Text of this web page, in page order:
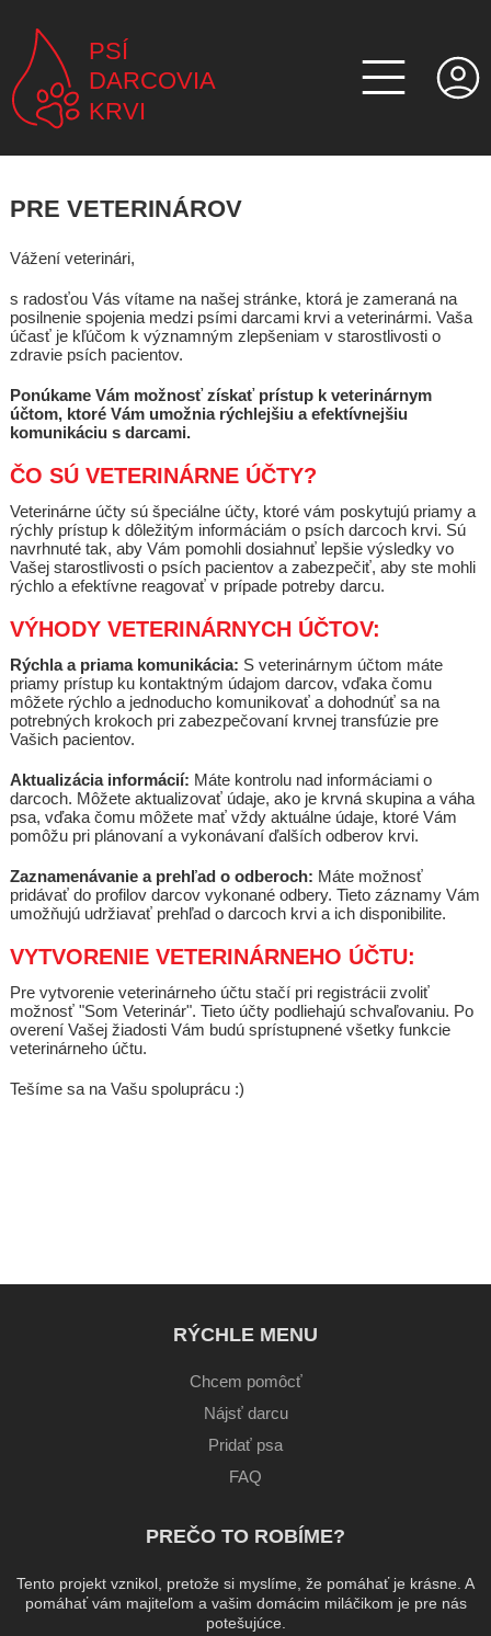
PSÍ
DARCOVIA
KRVI
PRE VETERINÁROV
Vážení veterinári,
s radosťou Vás vítame na našej stránke, ktorá je zameraná na
posilnenie spojenia medzi psími darcami krvi a veterinármi. Vaša
účasť je kľúčom k významným zlepšeniam v starostlivosti o
zdravie psích pacientov.
Ponúkame Vám možnosť získať prístup k veterinárnym
účtom, ktoré Vám umožnia rýchlejšiu a efektívnejšiu
komunikáciu s darcami.
ČO SÚ VETERINÁRNE ÚČTY?
Veterinárne účty sú špeciálne účty, ktoré vám poskytujú priamy a
rýchly prístup k dôležitým informáciám o psích darcoch krvi. Sú
navrhnuté tak, aby Vám pomohli dosiahnuť lepšie výsledky vo
Vašej starostlivosti o psích pacientov a zabezpečiť, aby ste mohli
rýchlo a efektívne reagovať v prípade potreby darcu.
VÝHODY VETERINÁRNYCH ÚČTOV:
Rýchla a priama komunikácia: S veterinárnym účtom máte
priamy prístup ku kontaktným údajom darcov, vďaka čomu
môžete rýchlo a jednoducho komunikovať a dohodnúť sa na
potrebných krokoch pri zabezpečovaní krvnej transfúzie pre
Vašich pacientov.
Aktualizácia informácií: Máte kontrolu nad informáciami o
darcoch. Môžete aktualizovať údaje, ako je krvná skupina a váha
psa, vďaka čomu môžete mať vždy aktuálne údaje, ktoré Vám
pomôžu pri plánovaní a vykonávaní ďalších odberov krvi.
Zaznamenávanie a prehľad o odberoch: Máte možnosť
pridávať do profilov darcov vykonané odbery. Tieto záznamy Vám
umožňujú udržiavať prehľad o darcoch krvi a ich disponibilite.
VYTVORENIE VETERINÁRNEHO ÚČTU:
Pre vytvorenie veterinárneho účtu stačí pri registrácii zvoliť
možnosť "Som Veterinár". Tieto účty podliehajú schvaľovaniu. Po
overení Vašej žiadosti Vám budú sprístupnené všetky funkcie
veterinárneho účtu.
Tešíme sa na Vašu spoluprácu :)
RÝCHLE MENU
Chcem pomôcť
Nájsť darcu
Pridať psa
FAQ
PREČO TO ROBÍME?
Tento projekt vznikol, pretože si myslíme, že pomáhať je krásne. A
pomáhať vám majiteľom a vašim domácim miláčikom je pre nás
potešujúce.